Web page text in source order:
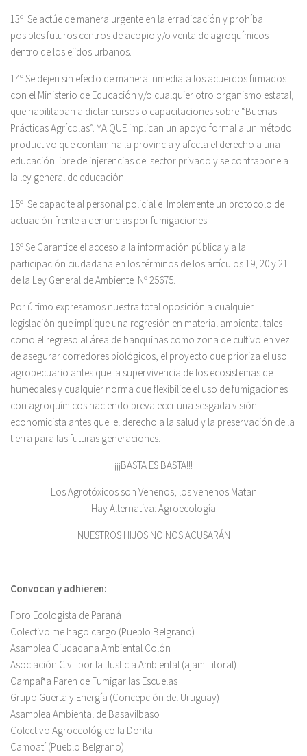
13º Se actúe de manera urgente en la erradicación y prohíba
posibles futuros centros de acopio y/o venta de agroquímicos
dentro de los ejidos urbanos.
14º Se dejen sin efecto de manera inmediata los acuerdos firmados
con el Ministerio de Educación y/o cualquier otro organismo estatal,
que habilitaban a dictar cursos o capacitaciones sobre “Buenas
Prácticas Agrícolas”. YA QUE implican un apoyo formal a un método
productivo que contamina la provincia y afecta el derecho a una
educación libre de injerencias del sector privado y se contrapone a
la ley general de educación.
15º Se capacite al personal policial e Implemente un protocolo de
actuación frente a denuncias por fumigaciones.
16º Se Garantice el acceso a la información pública y a la
participación ciudadana en los términos de los artículos 19, 20 y 21
de la Ley General de Ambiente Nº 25675.
Por último expresamos nuestra total oposición a cualquier
legislación que implique una regresión en material ambiental tales
como el regreso al área de banquinas como zona de cultivo en vez
de asegurar corredores biológicos, el proyecto que prioriza el uso
agropecuario antes que la supervivencia de los ecosistemas de
humedales y cualquier norma que flexibilice el uso de fumigaciones
con agroquímicos haciendo prevalecer una sesgada visión
economicista antes que el derecho a la salud y la preservación de la
tierra para las futuras generaciones.
¡¡¡BASTA ES BASTA!!!
Los Agrotóxicos son Venenos, los venenos Matan
Hay Alternativa: Agroecología
NUESTROS HIJOS NO NOS ACUSARÁN
Convocan y adhieren:
Foro Ecologista de Paraná
Colectivo me hago cargo (Pueblo Belgrano)
Asamblea Ciudadana Ambiental Colón
Asociación Civil por la Justicia Ambiental (ajam Litoral)
Campaña Paren de Fumigar las Escuelas
Grupo Güerta y Energía (Concepción del Uruguay)
Asamblea Ambiental de Basavilbaso
Colectivo Agroecológico la Dorita
Camoatí (Pueblo Belgrano)